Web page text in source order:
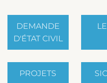
DEMANDE
D'ÉTAT CIVIL
PROJETS